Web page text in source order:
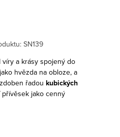
SN139
víry a krásy spojený do
hvězda na obloze, a
řadou kubických
jako cenný